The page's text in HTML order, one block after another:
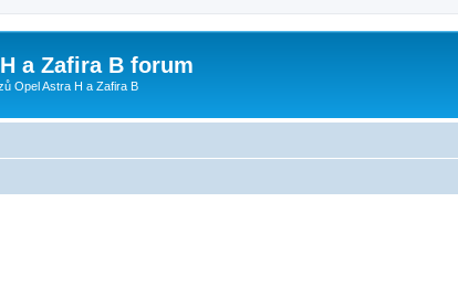
a Zafira B forum
Opel Astra H a Zafira B